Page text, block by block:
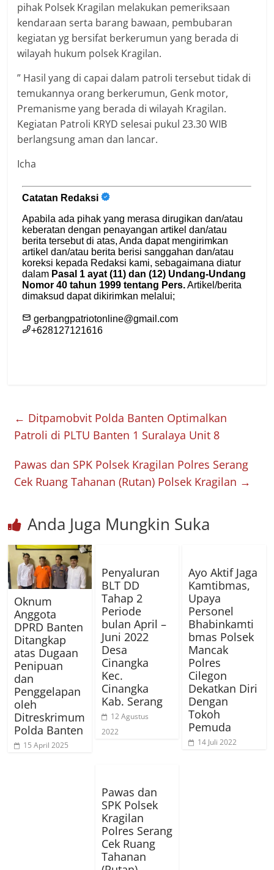
pihak Polsek Kragilan melakukan pemeriksaan
kendaraan serta barang bawaan, pembubaran
kegiatan yg bersifat berkerumun yang berada di
wilayah hukum polsek Kragilan.
” Hasil yang di capai dalam patroli tersebut tidak di
temukannya orang berkerumun, Genk motor,
Premanisme yang berada di wilayah Kragilan.
Kegiatan Patroli KRYD selesai pukul 23.30 WIB
berlangsung aman dan lancar.
Icha
← Ditpamobvit Polda Banten Optimalkan
Patroli di PLTU Banten 1 Suralaya Unit 8
Pawas dan SPK Polsek Kragilan Polres Serang
Cek Ruang Tahanan (Rutan) Polsek Kragilan →
Anda Juga Mungkin Suka
Oknum
Anggota
DPRD Banten
Ditangkap
atas Dugaan
Penipuan
dan
Penggelapan
oleh
Ditreskrimum
Polda Banten
15 April 2025
Penyaluran
BLT DD
Tahap 2
Periode
bulan April –
Juni 2022
Desa
Cinangka
Kec.
Cinangka
Kab. Serang
12 Agustus
2022
Ayo Aktif Jaga
Kamtibmas,
Upaya
Personel
Bhabinkamti
bmas Polsek
Mancak
Polres
Cilegon
Dekatkan Diri
Dengan
Tokoh
Pemuda
14 Juli 2022
Pawas dan
SPK Polsek
Kragilan
Polres Serang
Cek Ruang
Tahanan